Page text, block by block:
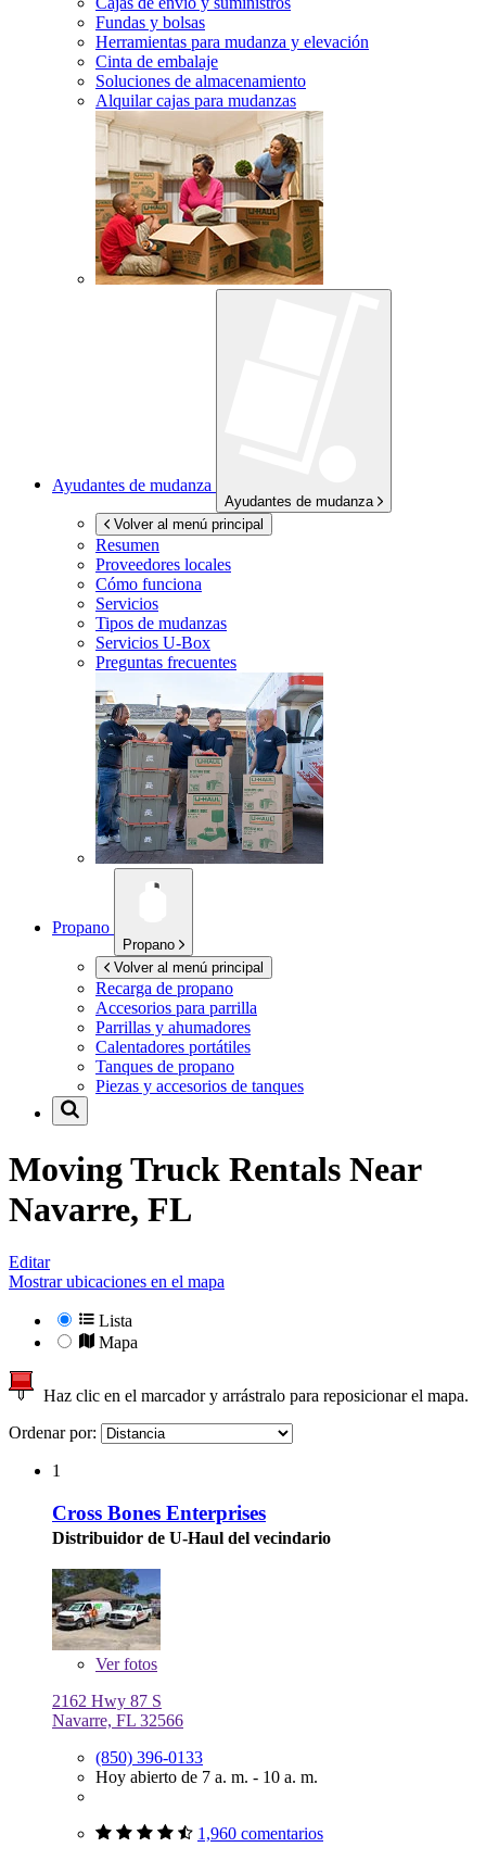
Fundas y bolsas
Herramientas para mudanza y elevación
Cinta de embalaje
Soluciones de almacenamiento
Alquilar cajas para mudanzas
Ayudantes de mudanza
Ayudantes de mudanza
Volver al menú principal
Resumen
Proveedores locales
Cómo funciona
Servicios
Tipos de mudanzas
Servicios U-Box
Preguntas frecuentes
Propano
Propano
Volver al menú principal
Recarga de propano
Accesorios para parrilla
Parrillas y ahumadores
Calentadores portátiles
Tanques de propano
Piezas y accesorios de tanques
Moving Truck Rentals Near
Navarre, FL
Editar
Mostrar ubicaciones en el mapa
Lista
Mapa
Haz clic en el marcador y arrástralo para reposicionar el mapa.
Ordenar por:
1
Cross Bones Enterprises
Distribuidor de U-Haul del vecindario
Verfotos
2162 Hwy 87 S
Navarre, FL 32566
(850) 396-0133
Hoy abierto de 7 a. m. - 10 a. m.
1,960 comentarios